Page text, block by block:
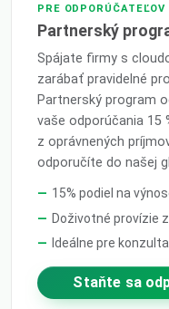
PRE ODPORÚČATEĽOV
Partnerský
Spájate firmy s
zarábať pravidelné
Partnerský program
vaše odporúčania 15
z oprávnených
odporučíte do našej
15% podiel na
Doživotné provízie
Ideálne pre
Staňte sa